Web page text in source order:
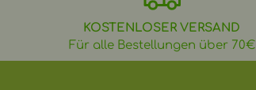
KOSTENLOSER VERSAND
Für alle Bestellungen über 70€